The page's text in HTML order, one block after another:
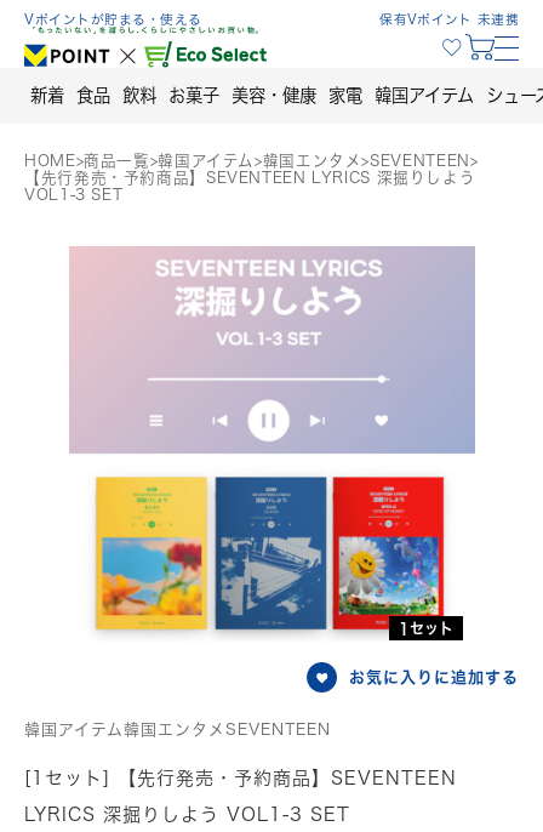
Skip
content
Vポイントが貯まる・使える 保有Vポイント 未連携
新着 食品 飲料 お菓子 美容・健康 家電 韓国アイテム シュー
HOME>商品一覧>韓国アイテム>韓国エンタメ>SEVENTEEN >
【先行発売・予約商品】SEVENTEEN LYRICS 深掘りしよう
VOL1-3 SET
1セット
お気に入りに追加する
韓国アイテム韓国エンタメSEVENTEEN
[1セット] 【先行発売・予約商品】SEVENTEEN
LYRICS 深掘りしよう VOL1-3 SET